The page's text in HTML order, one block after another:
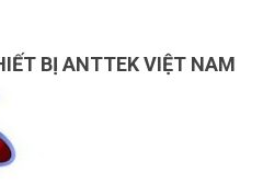
BỊ ANTTEK VIỆT NAM